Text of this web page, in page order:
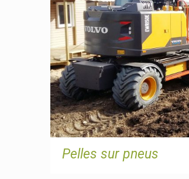
Pelles sur pneus